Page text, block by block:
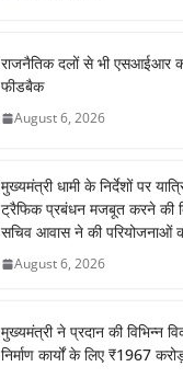
राजनैतिक दलों से भी एसआईआर
फीडबैक
August 6, 2026
मुख्यमंत्री धामी के निर्देशों पर
ट्रैफिक प्रबंधन मजबूत करने की
सचिव आवास ने की परियोजनाओं
August 6, 2026
मुख्यमंत्री ने प्रदान की विभिन्न
निर्माण कार्यों के लिए ₹1967